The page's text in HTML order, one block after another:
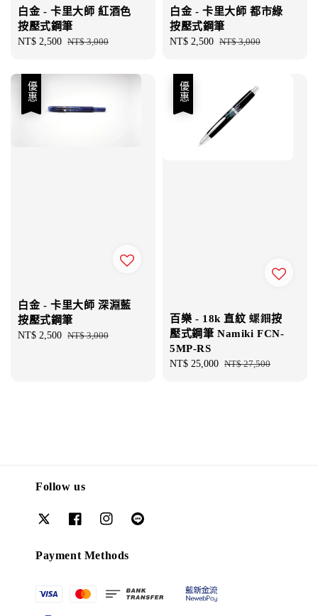
白金 - 卡里大師 紅酒色
按壓式鋼筆
Sale
NT$ 2,500 Regular
NT$ 3,000
白金 - 卡里大師 都市綠
按壓式鋼筆
Sale
NT$ 2,500 Regular
NT$ 3,000
優惠
白金 - 卡里大師 深淵藍
按壓式鋼筆
Sale
NT$ 2,500 Regular
NT$ 3,000
優惠
百樂 - 18k 直紋 螺鈿按
壓式鋼筆 Namiki FCN-
5MP-RS
Sale
NT$ 25,000 Regular
NT$ 27,500
Follow us
Payment Methods